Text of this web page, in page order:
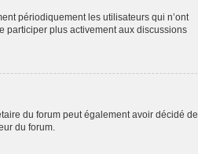
périodiquement les utilisateurs qui n’ont
participer plus activement aux discussions
du forum peut également avoir décidé de
du forum.